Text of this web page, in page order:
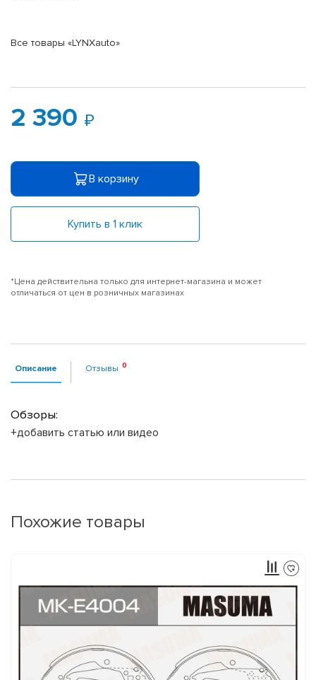
Все товары «LYNXauto»
2 390
В корзину
Купить в 1 клик
*Цена действительна только для интернет-магазина и может
отличаться от цен в розничных магазинах
Описание Отзывы
Обзоры:
+добавить статью или видео
Похожие товары